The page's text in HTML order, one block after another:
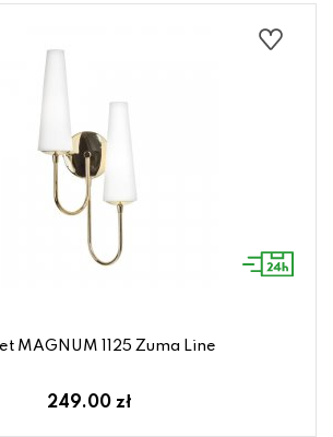
MAGNUM 1125 Zuma Line
249.00 zł